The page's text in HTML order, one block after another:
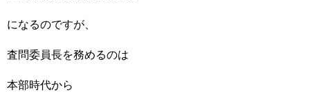
になるのですが、
査問委員長を務めるのは
本部時代から